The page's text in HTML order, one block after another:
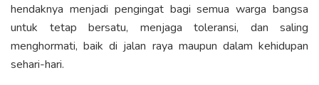
hendaknya menjadi pengingat bagi semua warga bangsa
untuk tetap bersatu, menjaga toleransi, dan saling
menghormati, baik di jalan raya maupun dalam kehidupan
sehari-hari.